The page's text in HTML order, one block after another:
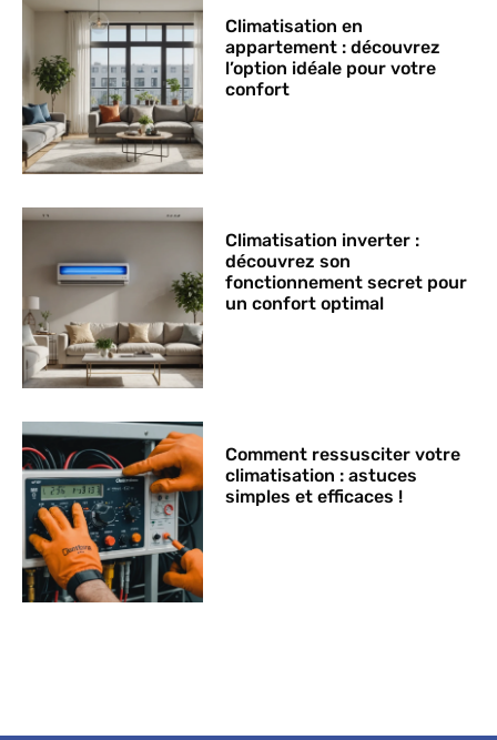
Climatisation en
appartement : découvrez
l’option idéale pour votre
confort
Climatisation inverter :
découvrez son
fonctionnement secret pour
un confort optimal
Comment ressusciter votre
climatisation : astuces
simples et efficaces !